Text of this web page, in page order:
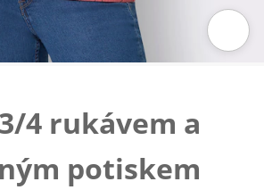
4 rukávem a
potiskem